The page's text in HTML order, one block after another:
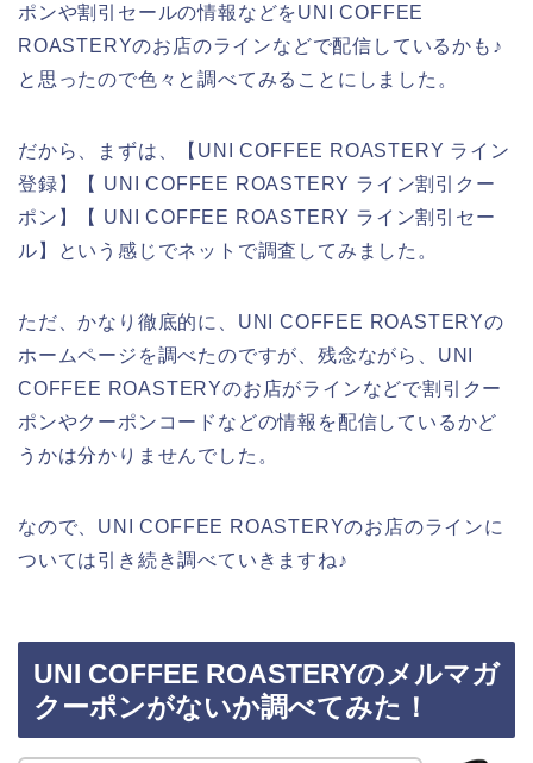
ポンや割引セールの情報などをUNI COFFEE
ROASTERYのお店のラインなどで配信しているかも♪
と思ったので色々と調べてみることにしました。
だから、まずは、【UNI COFFEE ROASTERY ライン
登録】【 UNI COFFEE ROASTERY ライン割引クー
ポン】【 UNI COFFEE ROASTERY ライン割引セー
ル】という感じでネットで調査してみました。
ただ、かなり徹底的に、UNI COFFEE ROASTERYの
ホームページを調べたのですが、残念ながら、UNI
COFFEE ROASTERYのお店がラインなどで割引クー
ポンやクーポンコードなどの情報を配信しているかど
うかは分かりませんでした。
なので、UNI COFFEE ROASTERYのお店のラインに
ついては引き続き調べていきますね♪
UNI COFFEE ROASTERYのメルマガ
クーポンがないか調べてみた！